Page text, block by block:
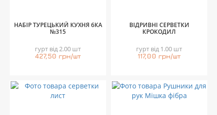
НАБІР ТУРЕЦЬКИЙ КУХНЯ 6КА
№315
гурт від 2.00 шт
427,50 грн/шт
ВІДРИВНІ СЕРВЕТКИ
КРОКОДИЛ
гурт від 1.00 шт
117,00 грн/шт